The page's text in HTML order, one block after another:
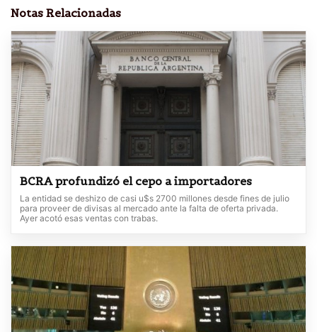
Notas Relacionadas
BCRA profundizó el cepo a importadores
La entidad se deshizo de casi u$s 2700 millones desde fines de julio
para proveer de divisas al mercado ante la falta de oferta privada.
Ayer acotó esas ventas con trabas.